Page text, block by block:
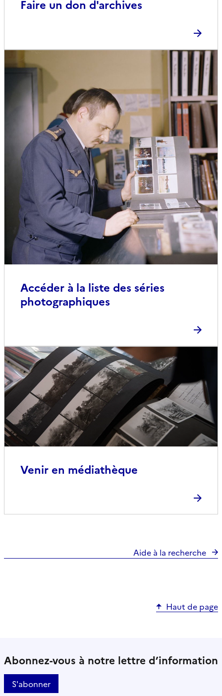
Faire un don d'archives
Accéder à la liste des séries
photographiques
Venir en médiathèque
Aide à la recherche
Haut de page
Abonnez-vous à notre lettre d’information
S'abonner